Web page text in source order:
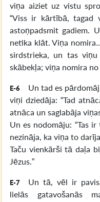
viņa aiziet uz vistu
“Viss ir kārtībā, tagad
astoņpadsmit gadiem.
netika klāt. Viņa
sirdstrieka, un tas
skābekļa; viņa nomira
E-6
Un tad es
viņi dziedāja: “Tad
atnāca un saglabāja
Un es nodomāju: “Tas
nezināja, ka viņa to
Taču vienkārši tā daļa
Jēzus.”
E-7
Un tā, vēl ir
lielās gatavošanās